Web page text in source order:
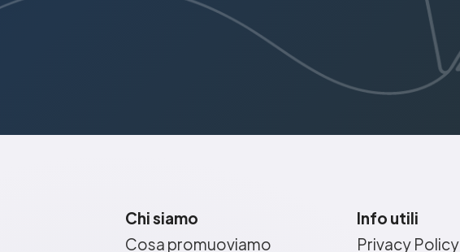
Chi siamo
Cosa promuoviamo
Info utili
Privacy Policy